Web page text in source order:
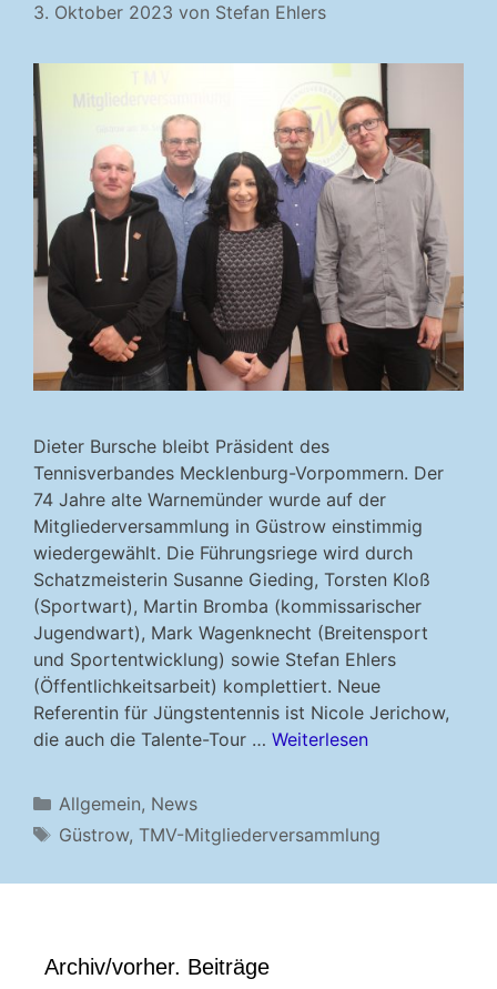
3. Oktober 2023 von Stefan Ehlers
Dieter Bursche bleibt Präsident des
Tennisverbandes Mecklenburg-Vorpommern. Der
74 Jahre alte Warnemünder wurde auf der
Mitgliederversammlung in Güstrow einstimmig
wiedergewählt. Die Führungsriege wird durch
Schatzmeisterin Susanne Gieding, Torsten Kloß
(Sportwart), Martin Bromba (kommissarischer
Jugendwart), Mark Wagenknecht (Breitensport
und Sportentwicklung) sowie Stefan Ehlers
(Öffentlichkeitsarbeit) komplettiert. Neue
Referentin für Jüngstentennis ist Nicole Jerichow,
die auch die Talente-Tour … Weiterlesen
Kategorien
Allgemein, News
Schlagwörter
Güstrow, TMV-Mitgliederversammlung
Archiv/vorher. Beiträge